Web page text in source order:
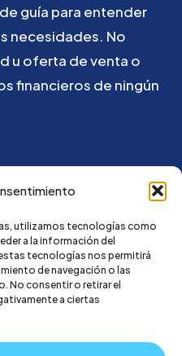
utilizamos tecnologías como
a la información del
tecnologías nos permitirá
de navegación o las
No consentir o retirar el
a ciertas
de guía para entender
necesidades. No
u oferta deventa o
financieros de ningún
con nosotros